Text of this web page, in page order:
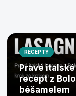
RECEPTY
Pravé
recept z
béšamelem